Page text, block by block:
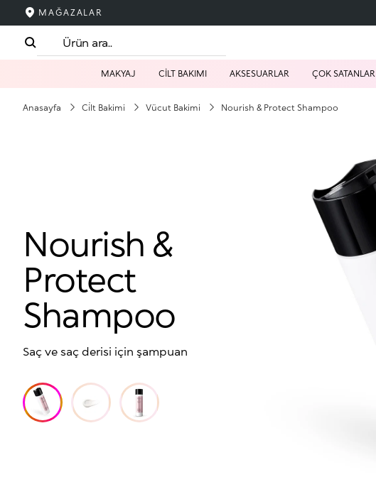
MAĞAZALAR
MAKYAJ CİLT BAKIMI AKSESUARLAR ÇOK SATANLAR
Anasayfa Ci̇lt Bakimi Vücut Bakimi Nourish & Protect Shampoo
Nourish &
Protect
Shampoo
Saç ve saç derisi için şampuan